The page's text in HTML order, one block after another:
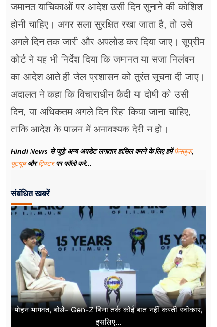
जमानत याचिकाओं पर आदेश उसी दिन सुनाने की कोशिश
होनी चाहिए। अगर सला सुरक्षित रखा जाता है, तो उसे
अगले दिन तक जारी और अपलोड कर दिया जाए। सुप्रीम
कोर्ट ने यह भी निर्देश दिया कि जमानत या सजा निलंबन
का आदेश आते ही जेल प्रशासन को तुरंत सूचना दी जाए।
अदालत ने कहा कि विचाराधीन कैदी या दोषी को उसी
दिन, या अधिकतम अगले दिन रिहा किया जाना चाहिए,
ताकि आदेश के पालन में अनावश्यक देरी न हो।
Hindi News से जुड़े अन्य अपडेट लगातार हासिल करने के लिए हमेंफेसबुक,
यूट्यूबऔरट्विटरपर फॉलो करे...
संबंधित खबरें
मोहन भागवत, बोले- Gen-Z बिना तर्क कोई बात नहीं करती स्वीकार,
इसलिए...